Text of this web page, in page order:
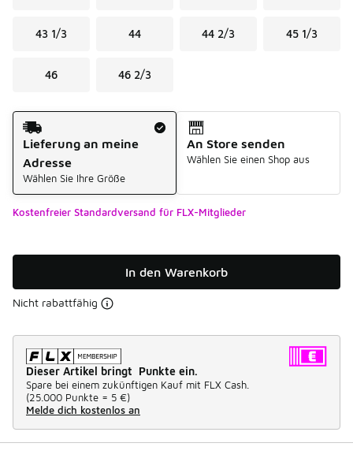
43 1/3 44 44 2/3 45 1/3
46 46 2/3
Versandart
Lieferung an meine
Adresse
Wählen Sie Ihre Größe
An Store senden
Wählen Sie einen Shop aus
Kostenfreier Standardversand für FLX-Mitglieder
In den Warenkorb
Nicht rabattfähig
Dieser Artikel bringt Punkte ein.
Spare bei einem zukünftigen Kauf mit FLX Cash.
(25.000 Punkte = 5 €)
Melde dich kostenlos an